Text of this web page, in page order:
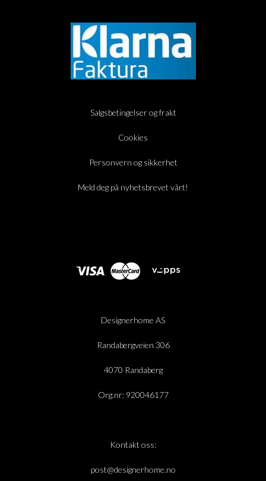
Salgsbetingelser og frakt
Cookies
Personvern og sikkerhet
Meld deg på nyhetsbrevet vårt!
Designerhome AS
Randabergveien 306
4070 Randaberg
Org.nr: 920046177
Kontakt oss:
post@designerhome.no